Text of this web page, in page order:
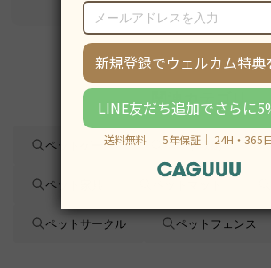
べるコーデュロイ
2WAY【色カスタマイ
関連カテゴリ
ペットゲート ペット収納
ペット家具
ペットサークル ペットフェンス